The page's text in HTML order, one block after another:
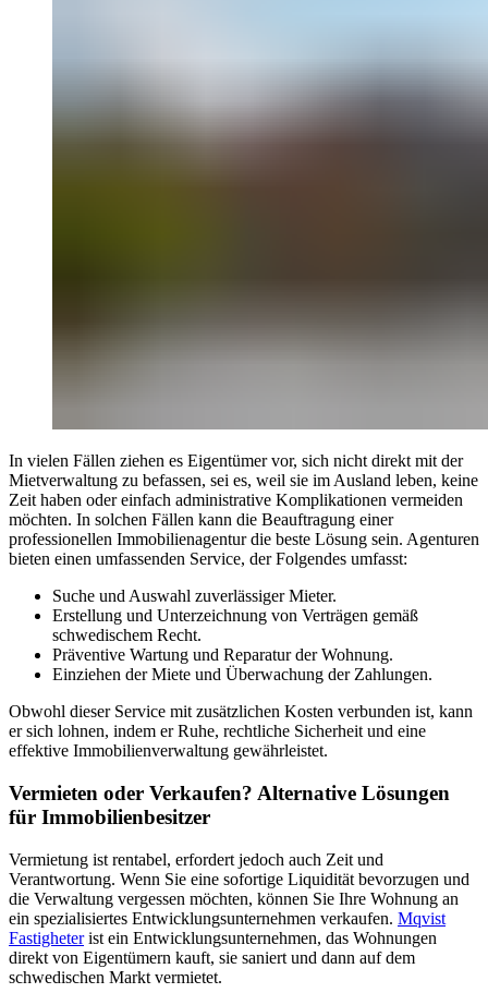
In vielen Fällen ziehen es Eigentümer vor, sich nicht direkt mit der
Mietverwaltung zu befassen, sei es, weil sie im Ausland leben, keine
Zeit haben oder einfach administrative Komplikationen vermeiden
möchten. In solchen Fällen kann die Beauftragung einer
professionellen Immobilienagentur die beste Lösung sein. Agenturen
bieten einen umfassenden Service, der Folgendes umfasst:
Suche und Auswahl zuverlässiger Mieter.
Erstellung und Unterzeichnung von Verträgen gemäß
schwedischem Recht.
Präventive Wartung und Reparatur der Wohnung.
Einziehen der Miete und Überwachung der Zahlungen.
Obwohl dieser Service mit zusätzlichen Kosten verbunden ist, kann
er sich lohnen, indem er Ruhe, rechtliche Sicherheit und eine
effektive Immobilienverwaltung gewährleistet.
Vermieten oder Verkaufen? Alternative Lösungen
für Immobilienbesitzer
Vermietung ist rentabel, erfordert jedoch auch Zeit und
Verantwortung. Wenn Sie eine sofortige Liquidität bevorzugen und
die Verwaltung vergessen möchten, können Sie Ihre Wohnung an
ein spezialisiertes Entwicklungsunternehmen verkaufen. Mqvist
Fastigheterist ein Entwicklungsunternehmen, das Wohnungen
direkt von Eigentümern kauft, sie saniert und dann auf dem
schwedischen Markt vermietet.